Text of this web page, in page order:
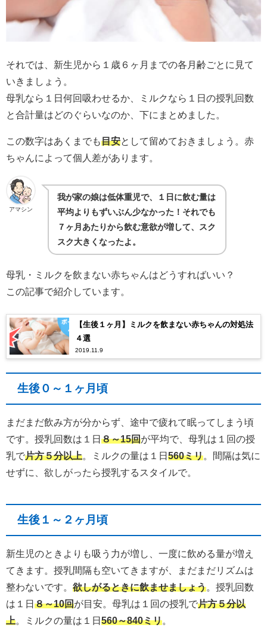
それでは、新生児から１歳６ヶ月までの各月齢ごとに見て
いきましょう。
母乳なら１日何回吸わせるか、ミルクなら１日の授乳回数
と合計量はどのぐらいなのか、下にまとめました。
この数字はあくまでも目安として留めておきましょう。赤
ちゃんによって個人差があります。
アマシン
我が家の娘は低体重児で、１日に飲む量は
平均よりもずいぶん少なかった！それでも
７ヶ月あたりから飲む意欲が増して、スク
スク大きくなったよ。
母乳・ミルクを飲まない赤ちゃんはどうすればいい？
この記事で紹介しています。
【生後１ヶ月】ミルクを飲まない赤ちゃんの対処法
４選
2019.11.9
生後０～１ヶ月頃
まだまだ飲み方が分からず、途中で疲れて眠ってしまう頃
です。授乳回数は１日 ８～15回が平均で、母乳は１回の授
乳で片方５分以上 。ミルクの量は１日 560ミリ 。間隔は気に
せずに、欲しがったら授乳するスタイルで。
生後１～２ヶ月頃
新生児のときよりも吸う力が増し、一度に飲める量が増え
てきます。授乳間隔も空いてきますが、まだまだリズムは
整わないです。 欲しがるときに飲ませましょう 。授乳回数
は１日 ８～10回が目安。母乳は１回の授乳で片方５分以
上 。ミルクの量は１日 560～840ミリ